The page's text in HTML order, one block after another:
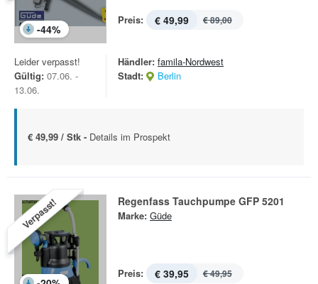
-44%
Preis: € 49,99 € 89,00
Leider verpasst!
Gültig: 07.06. -
13.06.
Händler: famila-Nordwest
Stadt:
Berlin
€ 49,99 / Stk - Details im Prospekt
Verpasst! Regenfass Tauchpumpe GFP 5201
Marke: Güde
Preis: € 39,95 € 49,95